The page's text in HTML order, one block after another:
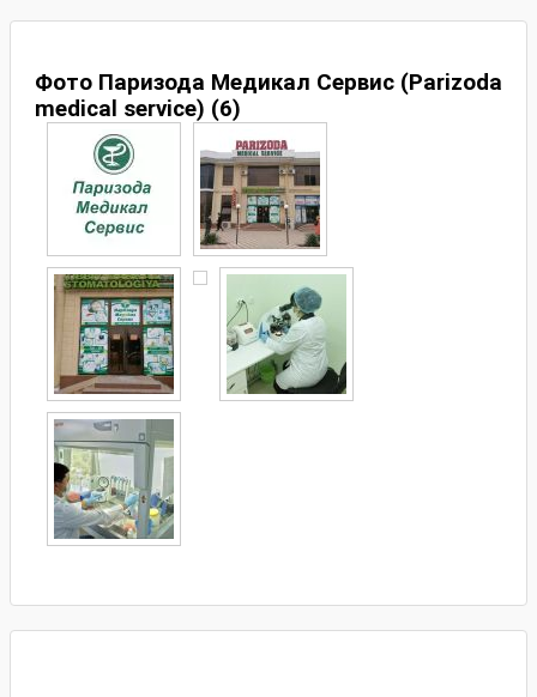
Фото Паризода Медикал Сервис (Parizoda
medical service) (6)